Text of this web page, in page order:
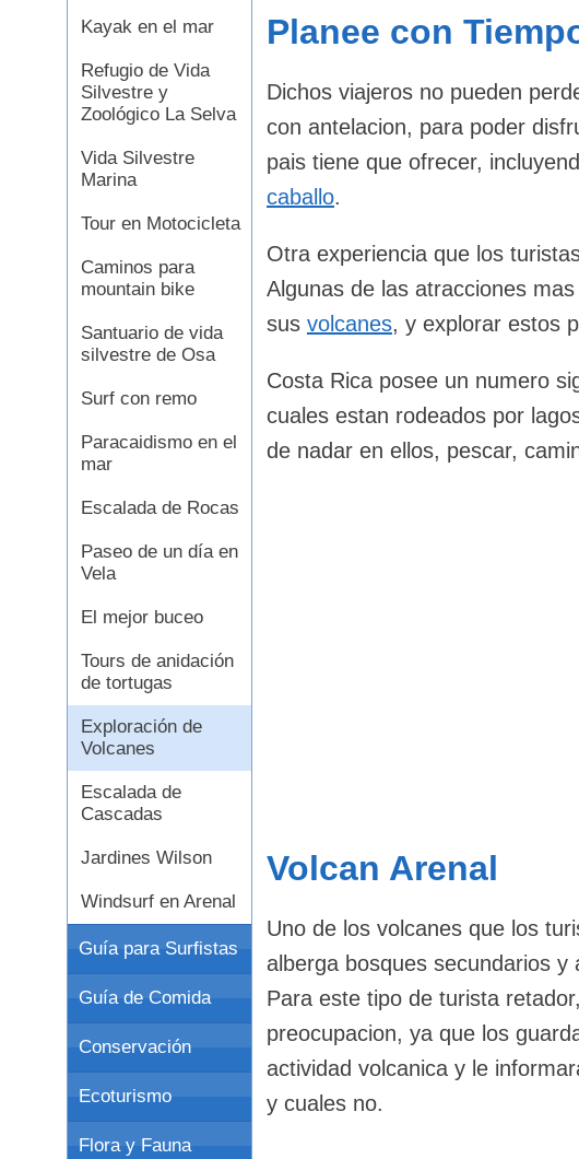
Kayak en el mar
Refugio de Vida
Silvestre y
Zoológico La Selva
Vida Silvestre
Marina
Tour en Motocicleta
Caminos para
mountain bike
Santuario de vida
silvestre de Osa
Surf con remo
Paracaidismo en el
mar
Escalada de Rocas
Paseo de un día en
Vela
El mejor buceo
Tours de anidación
de tortugas
Exploración de
Volcanes
Escalada de
Cascadas
Jardines Wilson
Windsurf en Arenal
Guía para Surfistas
Guía de Comida
Conservación
Ecoturismo
Flora y Fauna
Planee con
Dichos viajeros no pueden
con antelacion, para poder
pais tiene que ofrecer,
caballo.
Otra experiencia que los
Algunas de las atracciones
sus volcanes, y explorar estos
Costa Rica posee un numero
cuales estan rodeados por
de nadar en ellos, pescar,
Volcan Arenal
Uno de los volcanes que los
alberga bosques secundarios y
Para este tipo de turista
preocupacion, ya que los
actividad volcanica y le
y cuales no.